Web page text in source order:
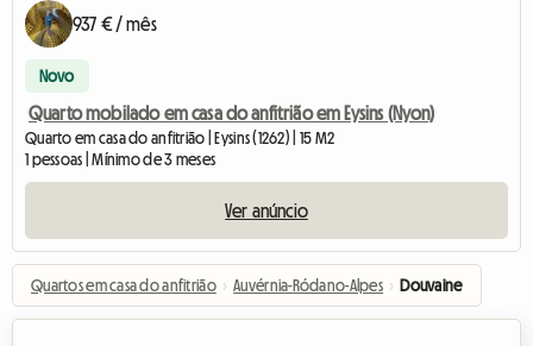
937 € / mês
Novo
Quarto mobilado em casa do anfitrião em Eysins (Nyon)
Quarto em casa do anfitrião | Eysins (1262) | 15 M2
1 pessoas | Mínimo de 3 meses
Ver anúncio
Quartos em casa do anfitrião › Auvérnia-Ródano-Alpes › Douvaine